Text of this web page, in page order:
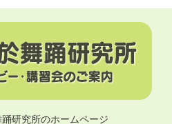
研究所のホームページ